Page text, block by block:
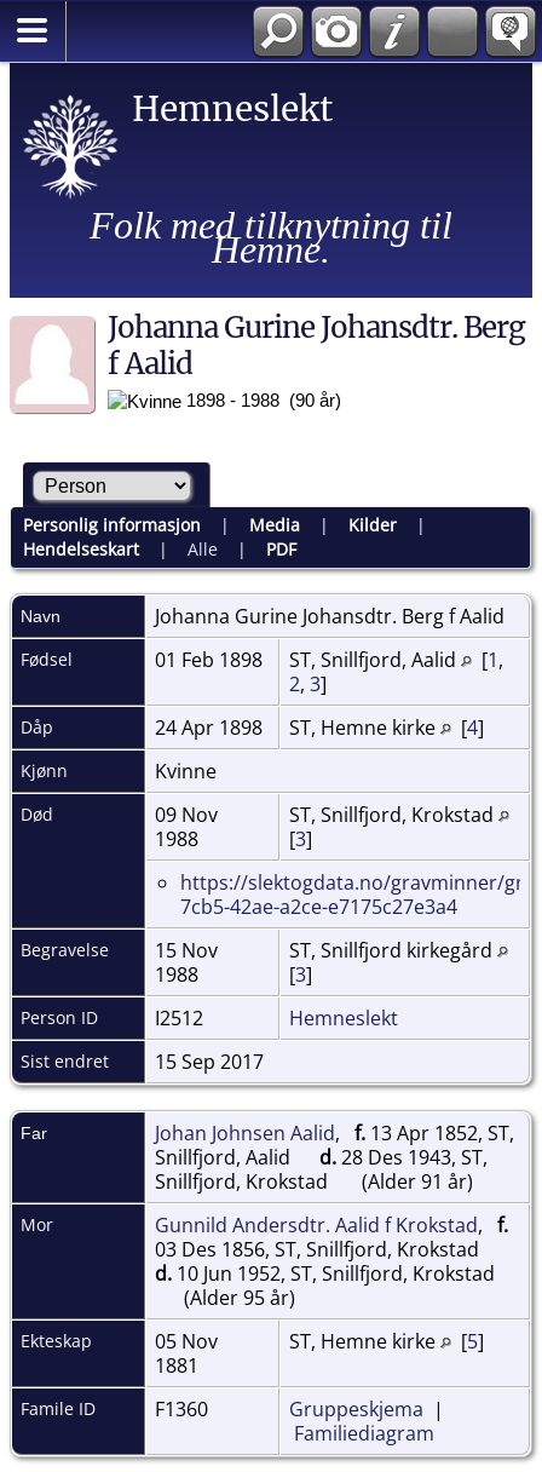
Hemneslekt
Folk med tilknytning til
Hemne.
Johanna Gurine Johansdtr. Berg
f Aalid
1898 - 1988 (90 år)
Personlig informasjon | Media| Kilder|
Hendelseskart| Alle| PDF
Navn Johanna Gurine Johansdtr. Berg fAalid
Fødsel 01 Feb 1898 ST, Snillfjord, Aalid [1,
2, 3]
Dåp 24 Apr 1898 ST, Hemne kirke [4]
Kjønn Kvinne
Død
09 Nov
1988
ST, Snillfjord, Krokstad
[3]
https://slektogdata.no/gravminner/
7cb5-42ae-a2ce-e7175c27e3a4
Begravelse
15 Nov
1988
ST, Snillfjord kirkegård
[3]
Person ID I2512 Hemneslekt
Sist endret 15 Sep 2017
Far Johan Johnsen Aalid, f. 13 Apr 1852, ST,
Snillfjord, Aalid
d.28 Des 1943, ST,
Snillfjord, Krokstad
(Alder 91 år)
Mor Gunnild Andersdtr. Aalid f Krokstad, f.
03 Des 1856, ST, Snillfjord, Krokstad
d. 10 Jun 1952, ST, Snillfjord, Krokstad
(Alder 95 år)
Ekteskap
05 Nov
1881
ST, Hemne kirke [5]
Famile ID F1360 Gruppeskjema |
Familiediagram